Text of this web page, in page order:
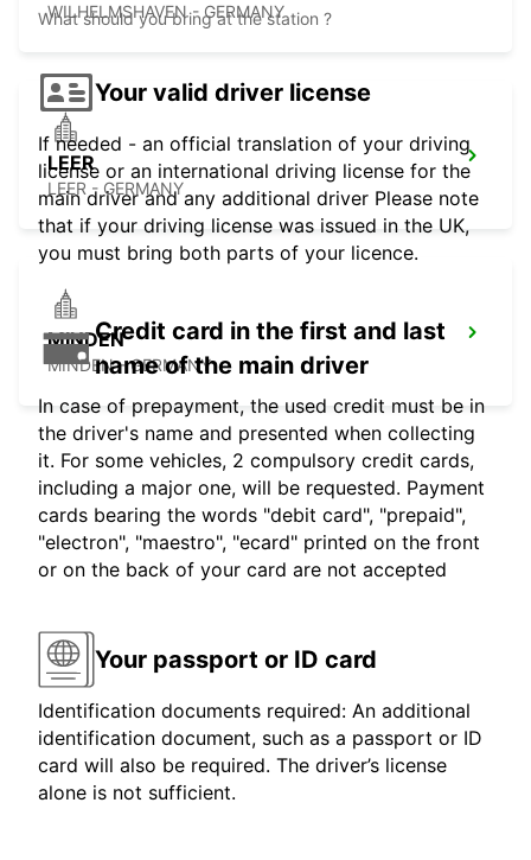
WILHELMSHAVEN - GERMANY
LEER
LEER - GERMANY
MINDEN
MINDEN - GERMANY
What should you bring at the station ?
Your valid driver license
If needed - an official translation of your driving
license or an international driving license for the
main driver and any additional driver Please note
that if your driving license was issued in the UK,
you must bring both parts of your licence.
Credit card in the first and last
name of the main driver
In case of prepayment, the used credit must be in
the driver's name and presented when collecting
it. For some vehicles, 2 compulsory credit cards,
including a major one, will be requested. Payment
cards bearing the words "debit card", "prepaid",
"electron", "maestro", "ecard" printed on the front
or on the back of your card are not accepted
Your passport or ID card
Identification documents required: An additional
identification document, such as a passport or ID
card will also be required. The driver’s license
alone is not sufficient.